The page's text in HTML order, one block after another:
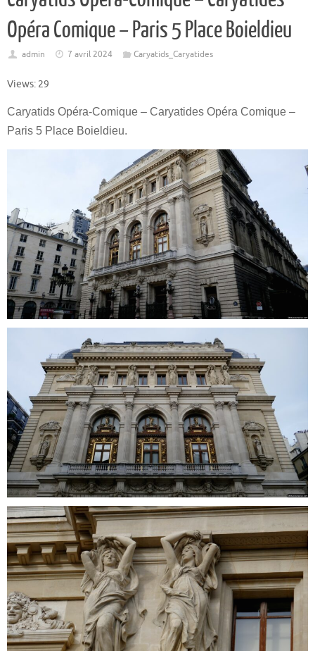
Opéra Comique – Paris 5 Place Boieldieu
admin 7 avril 2024 Caryatids_Caryatides
Views: 29
Caryatids Opéra-Comique – Caryatides Opéra Comique –
Paris 5 Place Boieldieu.